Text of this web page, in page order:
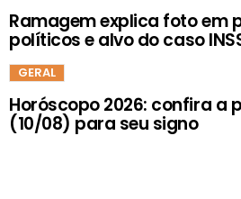
Ramagem explica foto em
políticos e alvo do caso
GERAL
Horóscopo 2026: confira a
(10/08) para seu signo